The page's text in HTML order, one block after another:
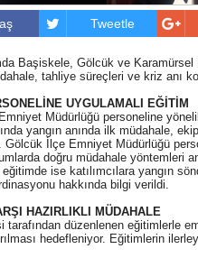
Tweetle
Başiskele, Gölcük ve
tahliye süreçleri ve kriz anı
UYGULAMALI EĞİTİM
Müdürlüğü personeline
yangın anında ilk müdahale,
Gölcük İlçe Emniyet Müdürlüğü
doğru müdahale yöntemleri
ise katılımcılara yangın
hakkında bilgi verildi.
HAZIRLIKLI MÜDAHALE
tarafından düzenlenen eğitimlerle
hedefleniyor. Eğitimlerin